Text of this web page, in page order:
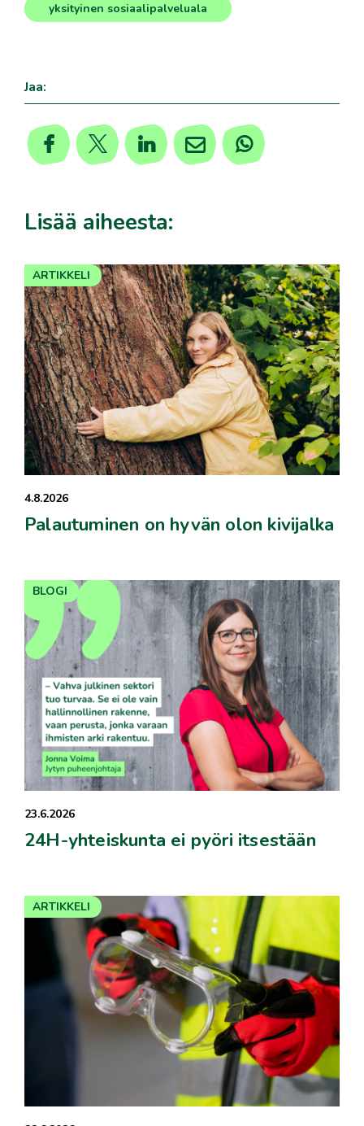
yksityinen sosiaalipalveluala
Jaa:
Lisää aiheesta:
4.8.2026
Palautuminen on hyvän olon kivijalka
ARTIKKELI
23.6.2026
24H-yhteiskunta ei pyöri itsestään
BLOGI
ARTIKKELI